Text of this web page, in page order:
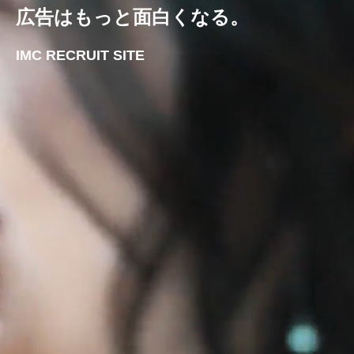
広告はもっと面白くなる。
IMC RECRUIT SITE